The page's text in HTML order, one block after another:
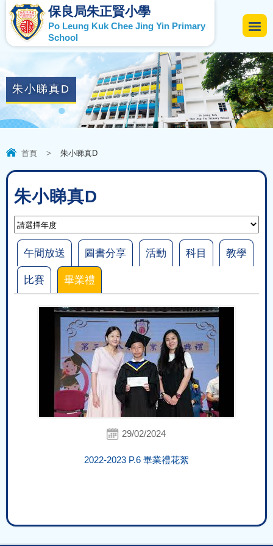
保良局朱正賢小學
Po Leung Kuk Chee Jing Yin Primary
School
朱小睇真D
首頁 > 朱小睇真D
朱小睇真D
午間放送 圖書分享 活動 科目 教學
比賽 畢業禮
29/02/2024
2022-2023 P.6 畢業禮花絮